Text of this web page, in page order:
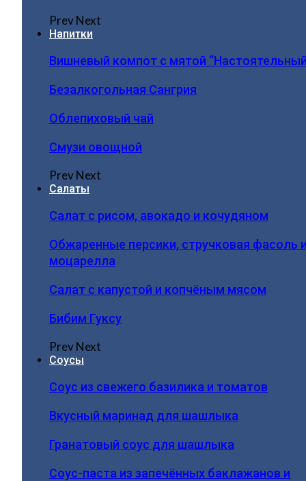
PrevNext
Напитки
Вишневый компот с мятой
Безалкогольная Сангрия
Облепиховый чай
Смузи овощной
PrevNext
Салаты
Салат с рисом, авокадо и кочудяном
Обжаренные персики, стручковая фасоль
моцарелла
Салат с капустой и копчёным мясом
Бибим Гуксу
PrevNext
Соусы
Соус из свежего базилика и томатов
Вкусный маринад для шашлыка
Гранатовый соус для шашлыка
Соус-паста из запечённых баклажанов и